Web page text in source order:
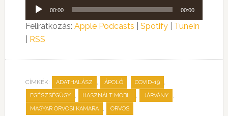
Audió
lejátszó
00:00 00:00
Feliratkozás: Apple Podcasts Spotify| TuneIn
RSS
CÍMKÉK: ADATHALÁSZ , ÁPOLÓ , COVID-19 ,
EGÉSZSÉGÜGY , HASZNÁLT MOBIL , JÁRVÁNY ,
MAGYAR ORVOSI KAMARA , ORVOS